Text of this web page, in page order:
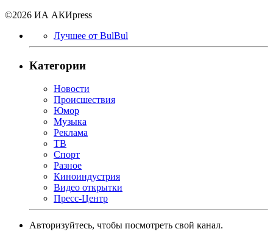
©2026 ИА АКИpress
Лучшее от BulBul
Категории
Новости
Происшествия
Юмор
Музыка
Реклама
ТВ
Спорт
Разное
Киноиндустрия
Видео открытки
Пресс-Центр
Авторизуйтесь, чтобы посмотреть свой канал.